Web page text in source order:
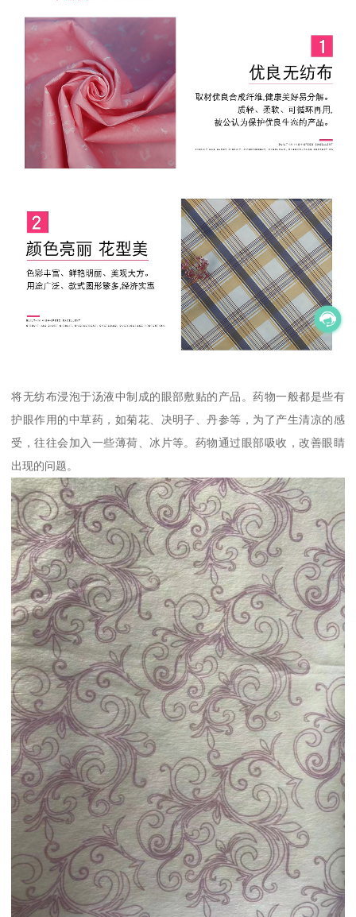
将无纺布浸泡于汤液中制成的眼部敷贴的产品。药物一般都是些有
护眼作用的中草药，如菊花、决明子、丹参等，为了产生清凉的感
受，往往会加入一些薄荷、冰片等。药物通过眼部吸收，改善眼睛
出现的问题。